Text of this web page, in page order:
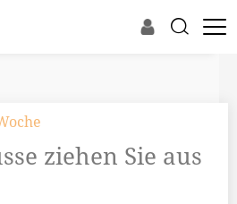
ziehen Sie aus